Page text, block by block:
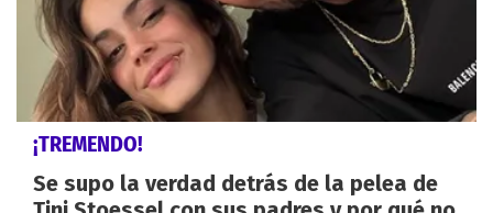
¡TREMENDO!
Se supo la verdad detrás de la pelea de